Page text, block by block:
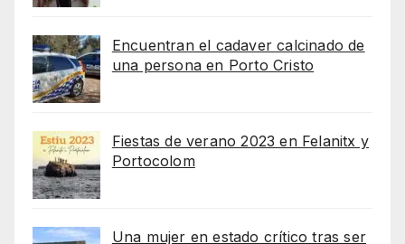
Encuentran el cadaver calcinado de
una persona en Porto Cristo
Fiestas de verano 2023 en Felanitx y
Portocolom
Una mujer en estado crítico tras ser